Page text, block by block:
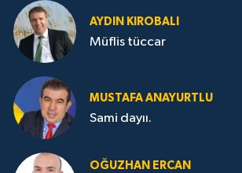
AYDIN KIROBALI
Müflis tüccar
MUSTAFA ANAYURTLU
Sami dayıı.
OĞUZHAN ERCAN